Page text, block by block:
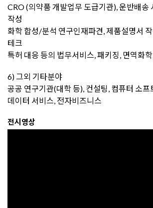
CRO (의약품 개발업무 도급기관), 운반배송
작성
화학 합성/분석 연구인재파견, 제품설명서
테크
특허 대응 등의 법무서비스, 패키징, 면역화
6) 그외 기타분야
공공 연구기관(대학 등), 컨설팅, 컴퓨터 소프
데이터 서비스, 전자비즈니스
전시영상